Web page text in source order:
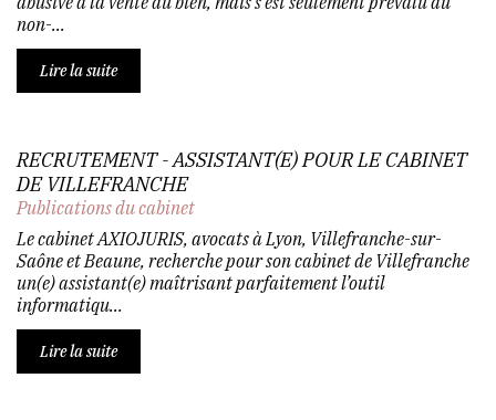
non-...
Lire la suite
RECRUTEMENT - ASSISTANT(E) POUR LE CABINET
DE VILLEFRANCHE
Publications du cabinet
Le cabinet AXIOJURIS, avocats à Lyon, Villefranche-sur-
Saône et Beaune, recherche pour son cabinet de Villefranche
un(e) assistant(e) maîtrisant parfaitement l’outil
informatiqu...
Lire la suite